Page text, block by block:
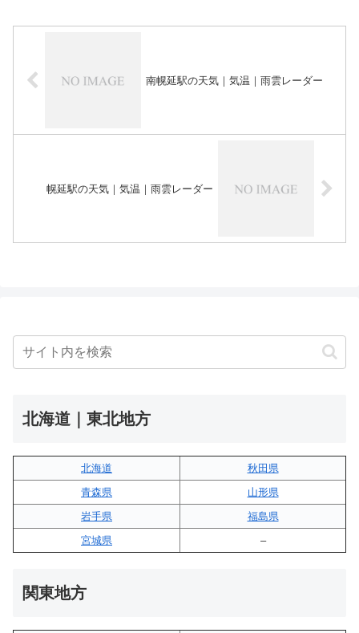
南幌延駅の天気｜気温｜雨雲レーダー
幌延駅の天気｜気温｜雨雲レーダー
北海道｜東北地方
北海道
秋田県
青森県
山形県
岩手県
福島県
宮城県
–
関東地方